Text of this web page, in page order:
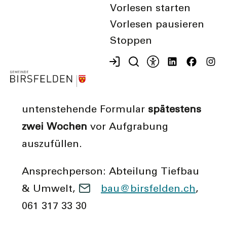
Vorlesen starten
Vorlesen pausieren
Stoppen
Strassenreglement
der Gemeinde Birsfelden durch den
Gemeinderat zu bewilligen.
Für die Bewilligung eines
untenstehende Formular spätestens
zwei Wochen vor Aufgrabung
auszufüllen.
Ansprechperson: Abteilung Tiefbau
& Umwelt,
b b rsf ld n ch,
061 317 33 30